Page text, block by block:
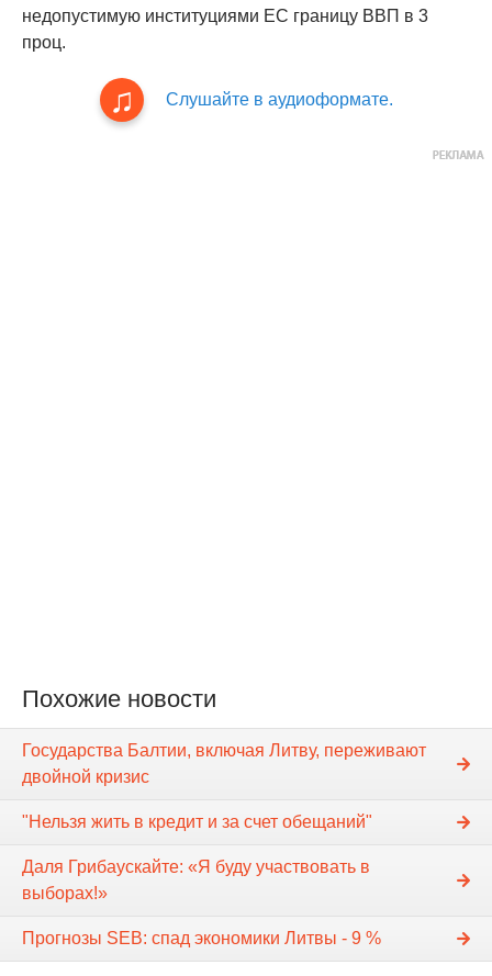
недопустимую институциями ЕС границу ВВП в 3
проц.
Слушайте в аудиоформате.
Похожие новости
Государства Балтии, включая Литву, переживают
двойной кризис
"Нельзя жить в кредит и за счет обещаний"
Даля Грибаускайте: «Я буду участвовать в
выборах!»
Прогнозы SEB: cпад экономики Литвы - 9 %